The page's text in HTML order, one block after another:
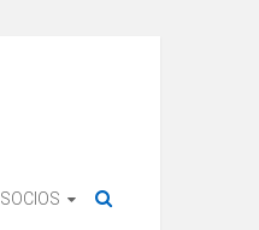
SOCIOS